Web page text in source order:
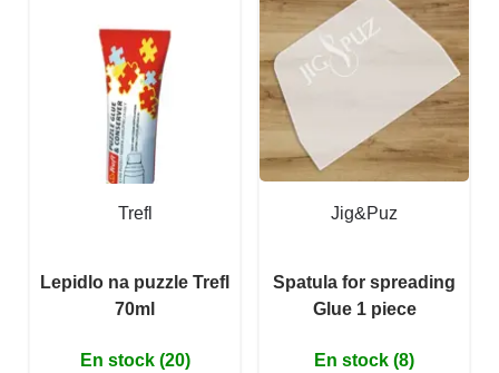
Trefl
Lepidlo na puzzle Trefl
70ml
En stock (20)
Jig&Puz
Spatula for spreading
Glue 1 piece
En stock (8)